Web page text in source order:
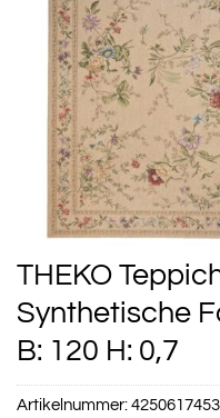
THEKO
Synthetische
B: 120 H: 0,7
Artikelnummer: